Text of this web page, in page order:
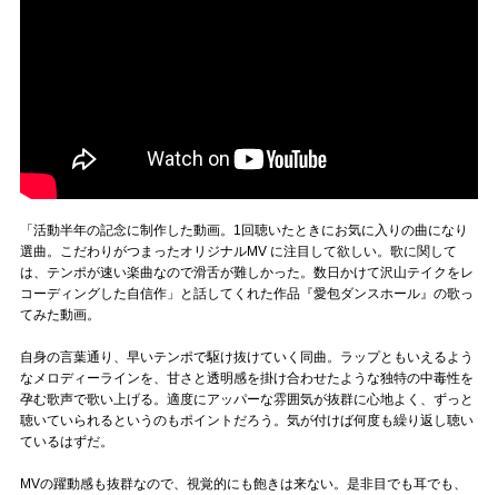
「活動半年の記念に制作した動画。1回聴いたときにお気に入りの曲になり
選曲。こだわりがつまったオリジナルMV に注目して欲しい。歌に関して
は、テンポが速い楽曲なので滑舌が難しかった。数日かけて沢山テイクをレ
コーディングした自信作」と話してくれた作品『愛包ダンスホール』の歌っ
てみた動画。
自身の言葉通り、早いテンポで駆け抜けていく同曲。ラップともいえるよう
なメロディーラインを、甘さと透明感を掛け合わせたような独特の中毒性を
孕む歌声で歌い上げる。適度にアッパーな雰囲気が抜群に心地よく、ずっと
聴いていられるというのもポイントだろう。気が付けば何度も繰り返し聴い
ているはずだ。
MVの躍動感も抜群なので、視覚的にも飽きは来ない。是非目でも耳でも、